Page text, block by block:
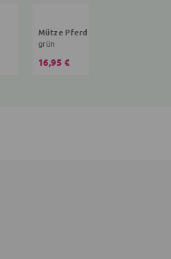
Mütze Pferd
grün
16,95 €